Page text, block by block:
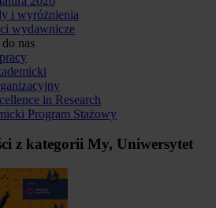
i wyróżnienia
wydawnicze
do nas
in Research
Program Stażowy
z kategorii My, Uniwersytet